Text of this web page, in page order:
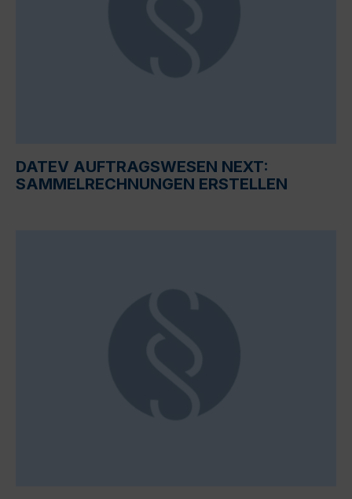
DATEV AUFTRAGSWESEN NEXT:
SAMMELRECHNUNGEN ERSTELLEN